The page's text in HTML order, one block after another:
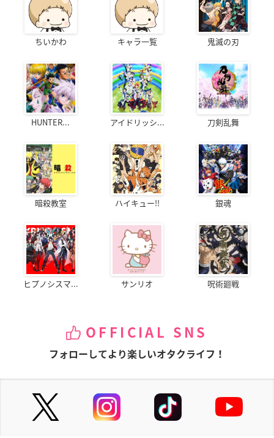
ちいかわ キャラ一覧 鬼滅の刃
HUNTER... アイドリッシ... 刀剣乱舞
暗殺教室 ハイキュー!! 銀魂
ヒプノシスマ... サンリオ 呪術廻戦
OFFICIAL SNS
フォローしてより楽しいオタクライフ！